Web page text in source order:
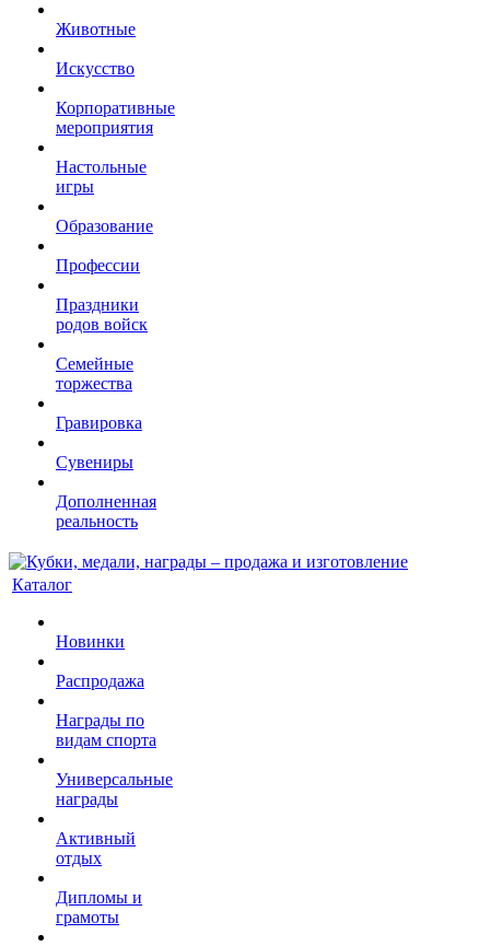
Животные
Искусство
Корпоративные
мероприятия
Настольные
игры
Образование
Профессии
Праздники
родов войск
Семейные
торжества
Гравировка
Сувениры
Дополненная
реальность
Каталог
Новинки
Распродажа
Награды по
видам спорта
Универсальные
награды
Активный
отдых
Дипломы и
грамоты